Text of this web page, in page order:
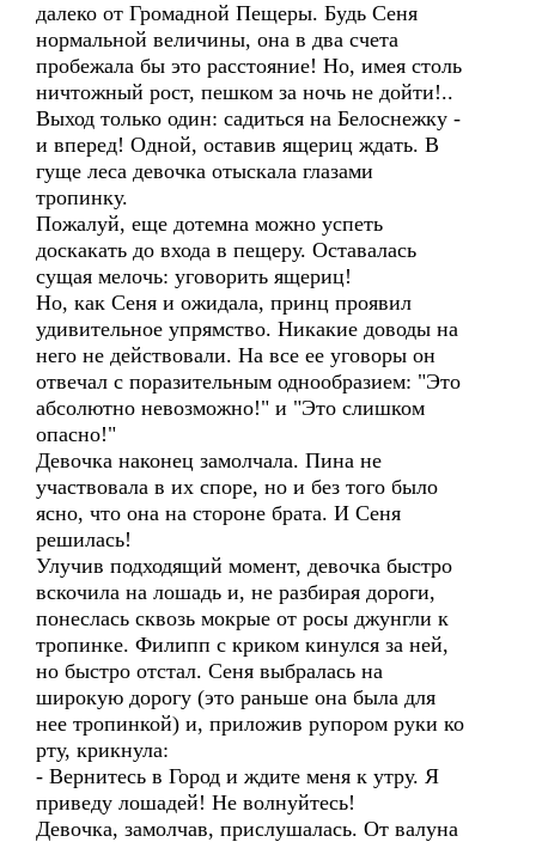
далеко от Громадной Пещеры. Будь Сеня
нормальной величины, она в два счета
пробежала бы это расстояние! Но, имея столь
ничтожный рост, пешком за ночь не дойти!..
Выход только один: садиться на Белоснежку -
и вперед! Одной, оставив ящериц ждать. В
гуще леса девочка отыскала глазами
тропинку.
Пожалуй, еще дотемна можно успеть
доскакать до входа в пещеру. Оставалась
сущая мелочь: уговорить ящериц!
Но, как Сеня и ожидала, принц проявил
удивительное упрямство. Никакие доводы на
него не действовали. На все ее уговоры он
отвечал с поразительным однообразием: "Это
абсолютно невозможно!" и "Это слишком
опасно!"
Девочка наконец замолчала. Пина не
участвовала в их споре, но и без того было
ясно, что она на стороне брата. И Сеня
решилась!
Улучив подходящий момент, девочка быстро
вскочила на лошадь и, не разбирая дороги,
понеслась сквозь мокрые от росы джунгли к
тропинке. Филипп с криком кинулся за ней,
но быстро отстал. Сеня выбралась на
широкую дорогу (это раньше она была для
нее тропинкой) и, приложив рупором руки ко
рту, крикнула:
- Вернитесь в Город и ждите меня к утру. Я
приведу лошадей! Не волнуйтесь!
Девочка, замолчав, прислушалась. От валуна